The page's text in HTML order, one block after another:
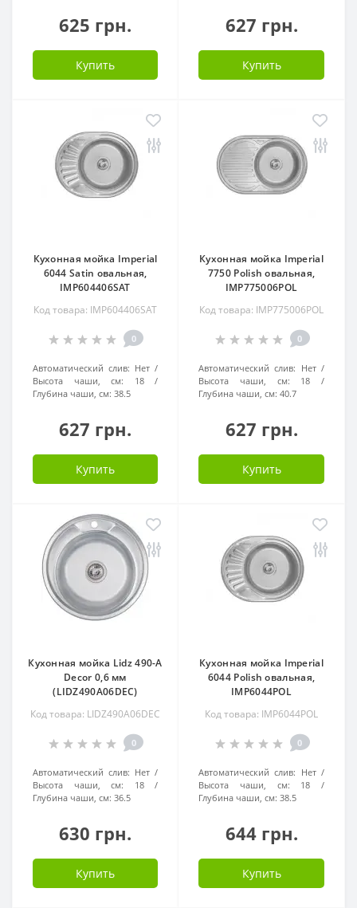
625 грн.
Купить
627 грн.
Купить
Кухонная мойка Imperial
6044 Satin овальная,
IMP604406SAT
Код товара: IMP604406SAT
0
Автоматический слив: Нет
Высота чаши, см:
18
Глубина чаши, см: 38.5
627 грн.
Купить
Кухонная мойка Imperial
7750 Polish овальная,
IMP775006POL
Код товара: IMP775006POL
0
Автоматический слив: Нет
Высота чаши, см:
18
Глубина чаши, см: 40.7
627 грн.
Купить
Кухонная мойка Lidz 490-A
Decor 0,6 мм
(LIDZ490А06DEC)
Код товара: LIDZ490А06DEC
0
Автоматический слив: Нет
Высота чаши, см:
18
Глубина чаши, см: 36.5
630 грн.
Купить
Кухонная мойка Imperial
6044 Polish овальная,
IMP6044POL
Код товара: IMP6044POL
0
Автоматический слив: Нет
Высота чаши, см:
18
Глубина чаши, см: 38.5
644 грн.
Купить